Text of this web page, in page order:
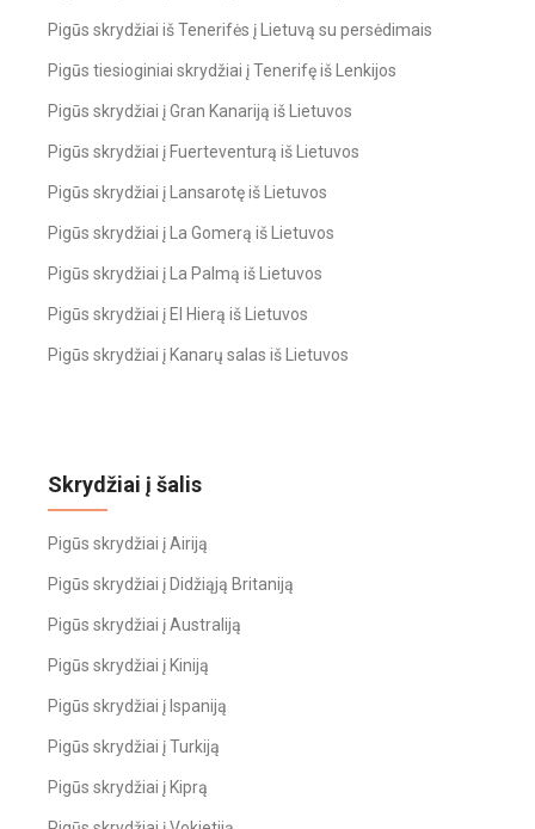
Pigūs skrydžiai iš Tenerifės į Lietuvą su persėdimais
Pigūs tiesioginiai skrydžiai į Tenerifę iš Lenkijos
Pigūs skrydžiai į Gran Kanariją iš Lietuvos
Pigūs skrydžiai į Fuerteventurą iš Lietuvos
Pigūs skrydžiai į Lansarotę iš Lietuvos
Pigūs skrydžiai į La Gomerą iš Lietuvos
Pigūs skrydžiai į La Palmą iš Lietuvos
Pigūs skrydžiai į El Hierą iš Lietuvos
Pigūs skrydžiai į Kanarų salas iš Lietuvos
Skrydžiai į šalis
Pigūs skrydžiai į Airiją
Pigūs skrydžiai į Didžiąją Britaniją
Pigūs skrydžiai į Australiją
Pigūs skrydžiai į Kiniją
Pigūs skrydžiai į Ispaniją
Pigūs skrydžiai į Turkiją
Pigūs skrydžiai į Kiprą